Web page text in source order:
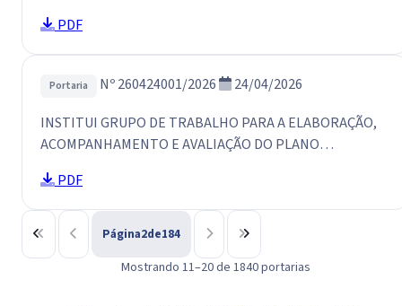
PDF
Portaria Nº 260424001/2026
24/04/2026
INSTITUI GRUPO DE TRABALHO PARA A ELABORAÇÃO,
ACOMPANHAMENTO E AVALIAÇÃO DO PLANO
POSVENÇÃO, NO ÂMBITO DO MUNICÍPIO DE SÃO LUÍS
DO CURU E …
PDF
Página2de184
Mostrando 11–20 de 1840 portarias